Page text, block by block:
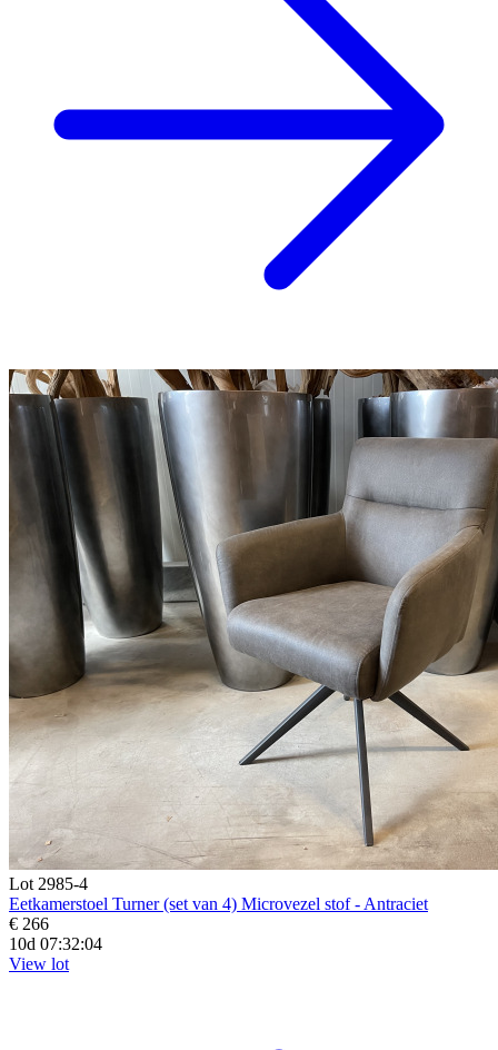
Lot 2985-4
Eetkamerstoel Turner (set van 4) Microvezel stof - Antraciet
€ 266
10d 07:32:02
View lot